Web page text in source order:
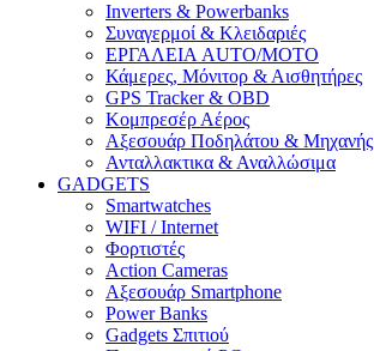
Inverters & Powerbanks
Συναγερμοί & Κλειδαριές
ΕΡΓΑΛΕΙΑ AUTO/MOTO
Κάμερες, Μόνιτορ & Αισθητήρες
GPS Tracker & OBD
Κομπρεσέρ Αέρος
Αξεσουάρ Ποδηλάτου & Μηχανής
Ανταλλακτικα & Αναλλώσιμα
GADGETS
Smartwatches
WIFI / Internet
Φορτιστές
Action Cameras
Αξεσουάρ Smartphone
Power Banks
Gadgets Σπιτιού